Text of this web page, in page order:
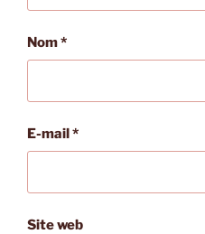
Nom*
E-mail*
Site web